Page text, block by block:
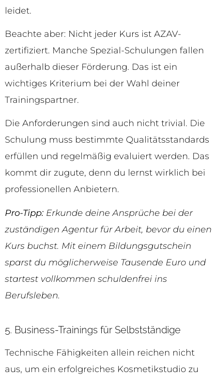
leidet.
Beachte aber: Nicht jeder Kurs ist AZAV-
zertifiziert. Manche Spezial-Schulungen fallen
außerhalb dieser Förderung. Das ist ein
wichtiges Kriterium bei der Wahl deiner
Trainingspartner.
Die Anforderungen sind auch nicht trivial. Die
Schulung muss bestimmte Qualitätsstandards
erfüllen und regelmäßig evaluiert werden. Das
kommt dir zugute, denn du lernst wirklich bei
professionellen Anbietern.
Pro-Tipp: Erkunde deine Ansprüche bei der
zuständigen Agentur für Arbeit, bevor du einen
Kurs buchst. Mit einem Bildungsgutschein
sparst du möglicherweise Tausende Euro und
startest vollkommen schuldenfrei ins
Berufsleben.
5. Business-Trainings für Selbstständige
Technische Fähigkeiten allein reichen nicht
aus, um ein erfolgreiches Kosmetikstudio zu